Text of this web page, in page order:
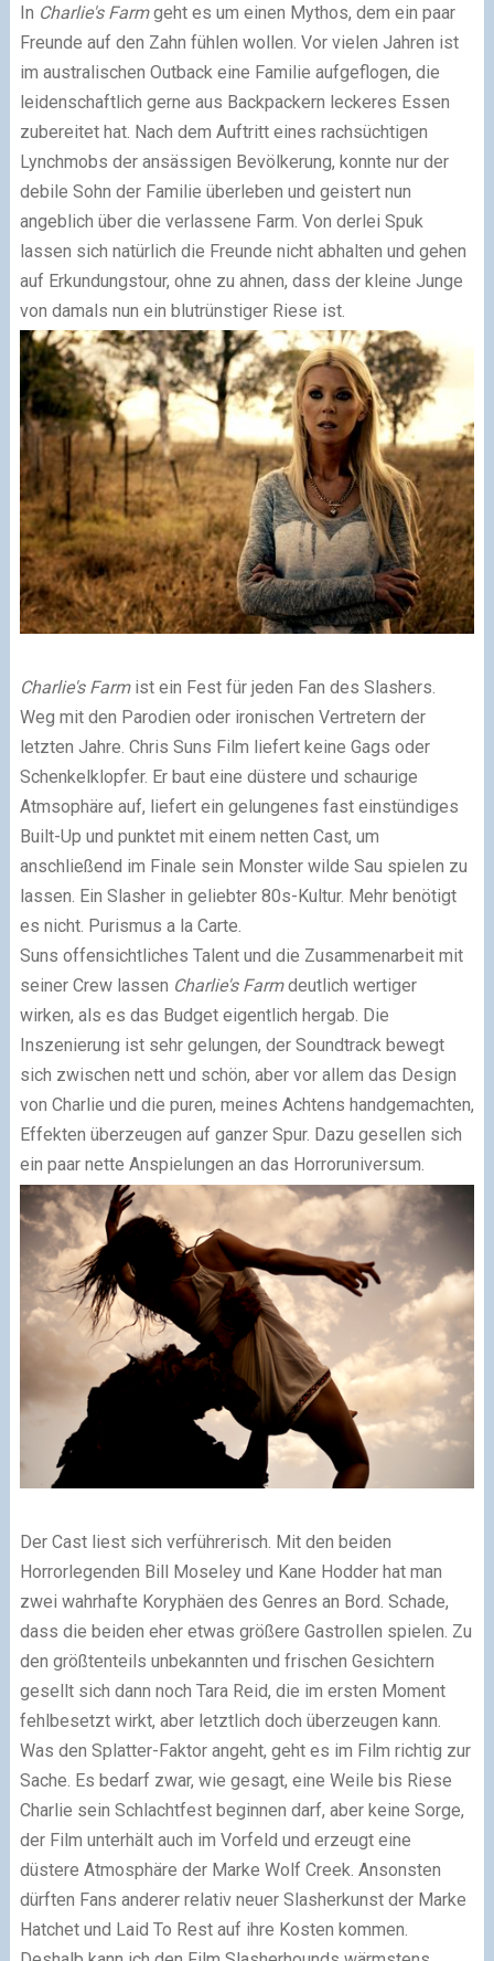
In Charlie's Farmgeht es um einen Mythos, dem ein paar
Freunde auf den Zahn fühlen wollen. Vor vielen Jahren ist
im australischen Outback eine Familie aufgeflogen, die
leidenschaftlich gerne aus Backpackern leckeres Essen
zubereitet hat. Nach dem Auftritt eines rachsüchtigen
Lynchmobs der ansässigen Bevölkerung, konnte nur der
debile Sohn der Familie überleben und geistert nun
angeblich über die verlassene Farm. Von derlei Spuk
lassen sich natürlich die Freunde nicht abhalten und gehen
auf Erkundungstour, ohne zu ahnen, dass der kleine Junge
von damals nun ein blutrünstiger Riese ist.
Charlie's Farmist ein Fest für jeden Fan des Slashers.
Weg mit den Parodien oder ironischen Vertretern der
letzten Jahre. Chris Suns Film liefert keine Gags oder
Schenkelklopfer. Er baut eine düstere und schaurige
Atmsophäre auf, liefert ein gelungenes fast einstündiges
Built-Up und punktet mit einem netten Cast, um
anschließend im Finale sein Monster wilde Sau spielen zu
lassen. Ein Slasher in geliebter 80s-Kultur. Mehr benötigt
es nicht. Purismus a la Carte.
Suns offensichtliches Talent und die Zusammenarbeit mit
seiner Crew lassen Charlie's Farmdeutlich wertiger
wirken, als es das Budget eigentlich hergab. Die
Inszenierung ist sehr gelungen, der Soundtrack bewegt
sich zwischen nett und schön, aber vor allem das Design
von Charlie und die puren, meines Achtens handgemachten,
Effekten überzeugen auf ganzer Spur. Dazu gesellen sich
ein paar nette Anspielungen an das Horroruniversum.
Der Cast liest sich verführerisch. Mit den beiden
Horrorlegenden Bill Moseley und Kane Hodder hat man
zwei wahrhafte Koryphäen des Genres an Bord. Schade,
dass die beiden eher etwas größere Gastrollen spielen. Zu
den größtenteils unbekannten und frischen Gesichtern
gesellt sich dann noch Tara Reid, die im ersten Moment
fehlbesetzt wirkt, aber letztlich doch überzeugen kann.
Was den Splatter-Faktor angeht, geht es im Film richtig zur
Sache. Es bedarf zwar, wie gesagt, eine Weile bis Riese
Charlie sein Schlachtfest beginnen darf, aber keine Sorge,
der Film unterhält auch im Vorfeld und erzeugt eine
düstere Atmosphäre der Marke Wolf Creek. Ansonsten
dürften Fans anderer relativ neuer Slasherkunst der Marke
Hatchet und Laid To Rest auf ihre Kosten kommen.